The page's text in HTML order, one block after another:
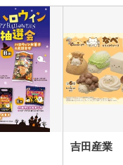
吉田産業